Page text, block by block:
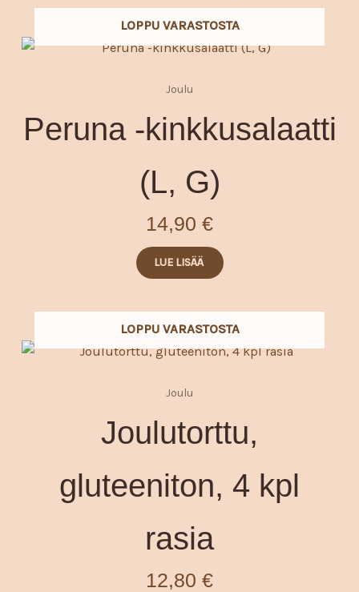
LOPPU VARASTOSTA
Joulu
Peruna -kinkkusalaatti
(L, G)
14,90 €
LUE LISÄÄ
LOPPU VARASTOSTA
Joulu
Joulutorttu,
gluteeniton, 4 kpl
rasia
12,80 €